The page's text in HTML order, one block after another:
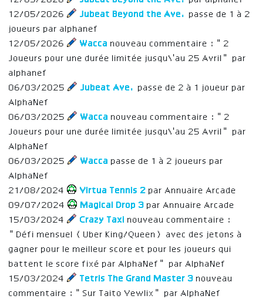
12/05/2026
Jubeat Beyond the Ave. passe de 1 à 2
joueurs par alphanef
12/05/2026
Wacca nouveau commentaire : "2
Joueurs pour une durée limitée jusqu\'au 25 Avril" par
alphanef
06/03/2025
Jubeat Ave. passe de 2 à 1 joueur par
AlphaNef
06/03/2025
Wacca nouveau commentaire : "2
Joueurs pour une durée limitée jusqu\'au 25 Avril" par
AlphaNef
06/03/2025
Wacca passe de 1 à 2 joueurs par
AlphaNef
21/08/2024
Virtua Tennis 2 par Annuaire Arcade
09/07/2024
Magical Drop 3 par Annuaire Arcade
15/03/2024
Crazy Taxi nouveau commentaire :
"Défi mensuel (Uber King/Queen) avec des jetons à
gagner pour le meilleur score et pour les joueurs qui
battent le score fixé par AlphaNef" par AlphaNef
15/03/2024
Tetris The Grand Master 3 nouveau
commentaire : "Sur Taito Vewlix" par AlphaNef